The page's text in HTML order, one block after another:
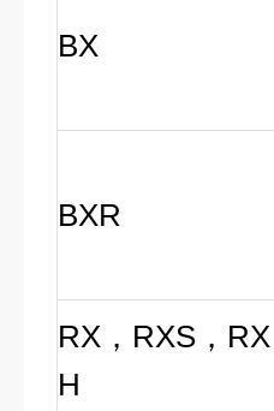
BX
BXR
RX，RXS，RX
H